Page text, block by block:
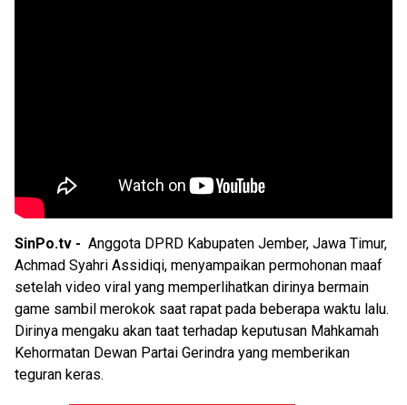
SinPo.tv - Anggota DPRD Kabupaten Jember, Jawa Timur,
Achmad Syahri Assidiqi, menyampaikan permohonan maaf
setelah video viral yang memperlihatkan dirinya bermain
game sambil merokok saat rapat pada beberapa waktu lalu.
Dirinya mengaku akan taat terhadap keputusan Mahkamah
Kehormatan Dewan Partai Gerindra yang memberikan
teguran keras.